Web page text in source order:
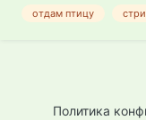
отдам птицу
Политика